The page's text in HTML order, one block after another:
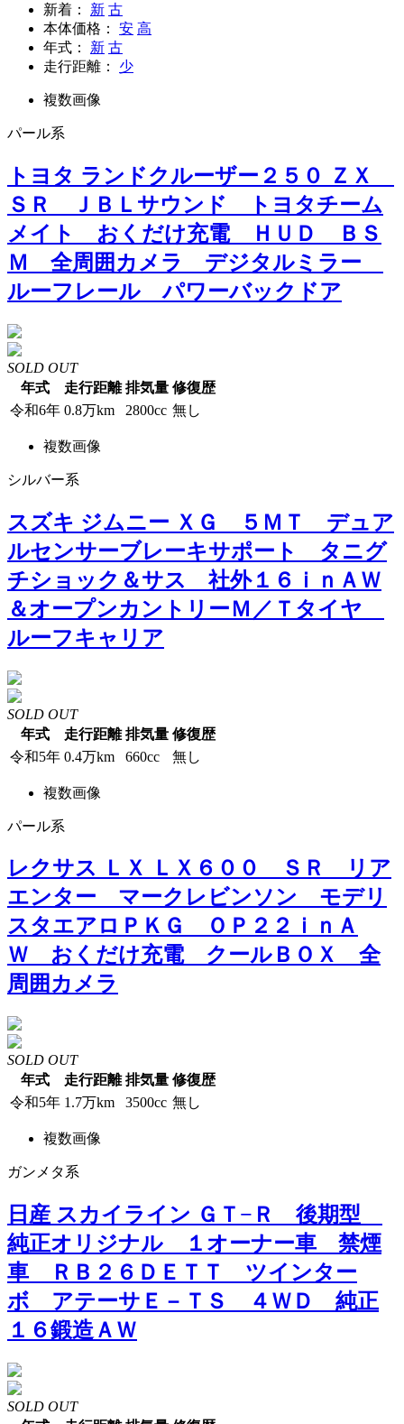
新着： 新 古
本体価格： 安 高
年式： 新 古
走行距離： 少
複数画像
パール系
トヨタ ランドクルーザー２５０ ＺＸ
ＳＲ ＪＢＬサウンド トヨタチーム
メイト おくだけ充電 ＨＵＤ ＢＳ
Ｍ 全周囲カメラ デジタルミラー
ルーフレール パワーバックドア
SOLD OUT
年式
走行距離 排気量 修復歴
令和6年 0.8万km 2800cc 無し
複数画像
シルバー系
スズキ ジムニー ＸＧ ５ＭＴ デュア
ルセンサーブレーキサポート タニグ
チショック＆サス 社外１６ｉｎＡＷ
＆オープンカントリーＭ／Ｔタイヤ
ルーフキャリア
SOLD OUT
年式
走行距離 排気量 修復歴
令和5年 0.4万km 660cc 無し
複数画像
パール系
レクサス ＬＸ ＬＸ６００ ＳＲ リア
エンター マークレビンソン モデリ
スタエアロＰＫＧ ＯＰ２２ｉｎＡ
Ｗ おくだけ充電 クールＢＯＸ 全
周囲カメラ
SOLD OUT
年式
走行距離 排気量 修復歴
令和5年 1.7万km 3500cc 無し
複数画像
ガンメタ系
日産 スカイライン ＧＴ−Ｒ 後期型
純正オリジナル １オーナー車 禁煙
車 ＲＢ２６ＤＥＴＴ ツインター
ボ アテーサＥ－ＴＳ ４ＷＤ 純正
１６鍛造ＡＷ
SOLD OUT